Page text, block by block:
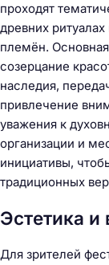
проходят
древних
племён.
созерцание
наследия,
привлечение
уважения к
организации и
инициативы,
традиционных
Эстетика и
Для зрителей
Н
а
й
т
и
: